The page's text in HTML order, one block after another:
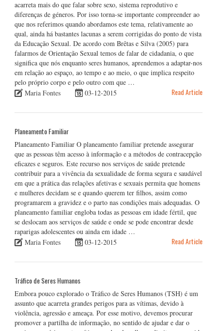
acarreta mais do que falar sobre sexo, sistema reprodutivo e
diferenças de géneros. Por isso torna-se importante compreender ao
que nos referimos quando abordamos este tema, relativamente ao
qual, ainda há bastantes lacunas a serem corrigidas do ponto de vista
da Educação Sexual. De acordo com Brêtas e Silva (2005) para
falarmos de Orientação Sexual temos de falar de cidadania, o que
significa que nós enquanto seres humanos, aprendemos a adaptar-nos
em relação ao espaço, ao tempo e ao meio, o que implica respeito
pelo próprio corpo e pelo outro com que …
Maria Fontes
03-12-2015 Read Article
Planeamento Familiar
Planeamento Familiar O planeamento familiar pretende assegurar
que as pessoas têm acesso à informação e a métodos de contracepção
eficazes e seguros. Este recurso nos serviços de saúde pretende
contribuir para a vivência da sexualidade de forma segura e saudável
em que a prática das relações afetivas e sexuais permita que homens
e mulheres decidam se e quando querem ter filhos, assim como
programarem a gravidez e o parto nas condições mais adequadas. O
planeamento familiar engloba todas as pessoas em idade fértil, que
se deslocam aos serviços de saúde e onde se pode encontrar desde
raparigas adolescentes ou ainda em idade …
Maria Fontes
03-12-2015 Read Article
Tráfico de Seres Humanos
Embora pouco explorado o Tráfico de Seres Humanos (TSH) é um
assunto que acarreta grandes perigos para as vítimas, devido à
violência, agressão e ameaça. Por esse motivo, devemos procurar
promover a partilha de informação, no sentido de ajudar e dar o